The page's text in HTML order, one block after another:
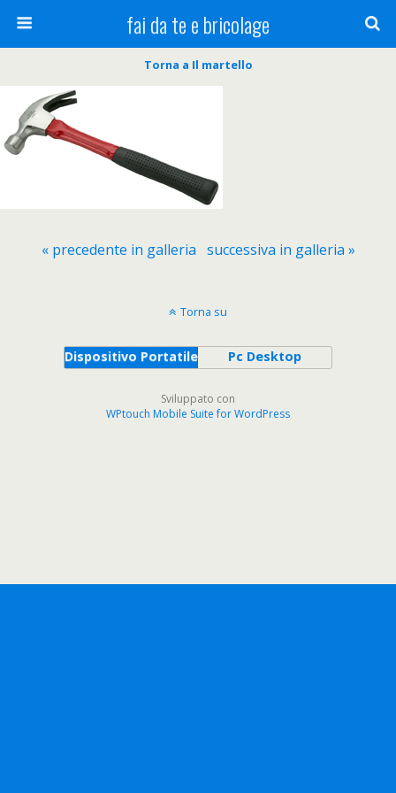
fai da te e bricolage
Torna a Il martello
« precedente in galleria successiva in galleria »
Torna su
Dispositivo Portatile Pc Desktop
Sviluppato con
WPtouch Mobile Suite for WordPress